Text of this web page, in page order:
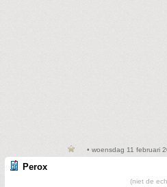
• woensdag 11 februari
Perox
(niet de